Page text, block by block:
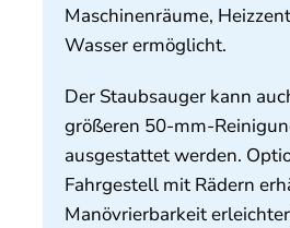
Maschinenräume,
Wasser ermöglicht.
Der Staubsauger kann
größeren 50-mm-
ausgestattet werden.
Fahrgestell mit Rädern
Manövrierbarkeit